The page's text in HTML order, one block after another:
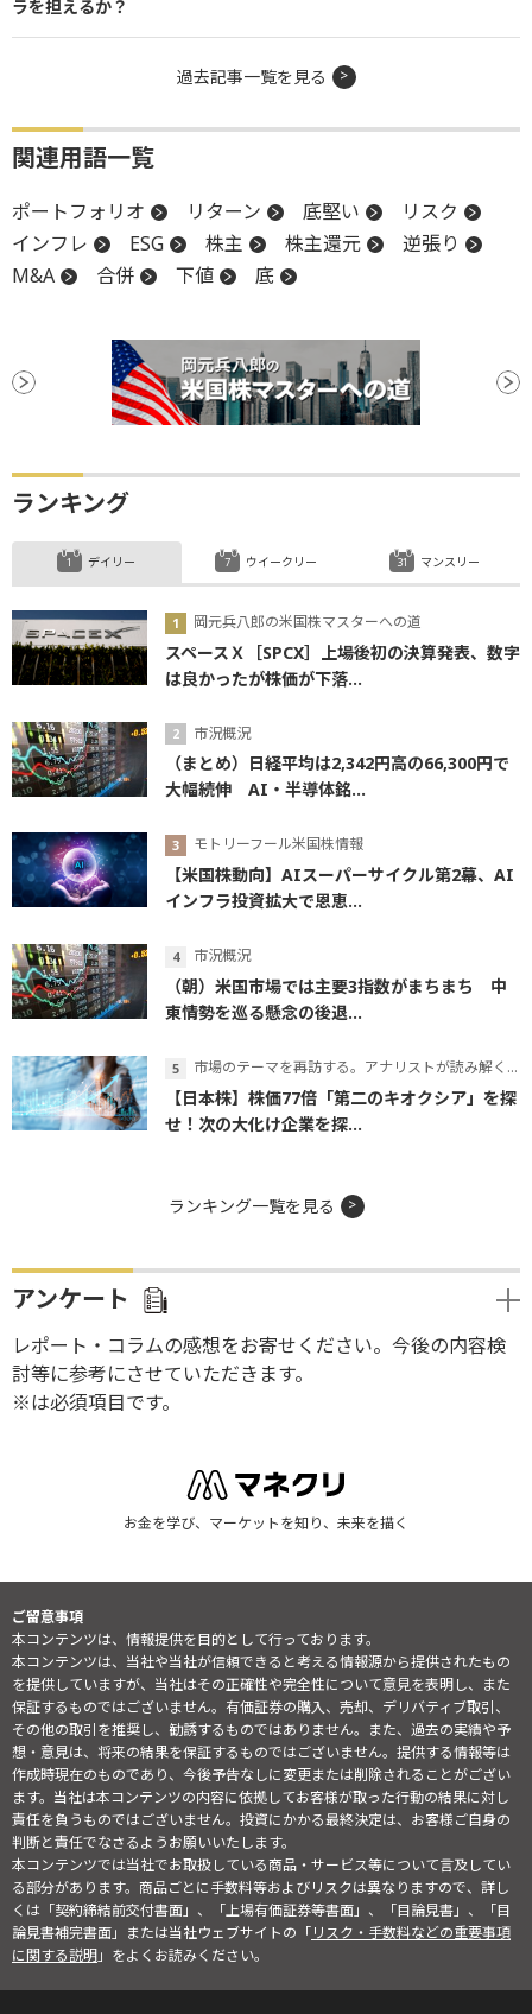
ラを担えるか？
過去記事一覧を見る
関連用語一覧
ポートフォリオ リターン 底堅い
リスク
インフレ
ESG 株主 株主還元
逆張り
M&A
合併 下値 底
ランキング
デイリー
岡元兵八郎の米国株マスターへの道
スペースＸ［SPCX］上場後初の決算発表、数字
は良かったが株価が下落...
市況概況
（まとめ）日経平均は2,342円高の66,300円で
大幅続伸 AI・半導体銘...
モトリーフール米国株情報
【米国株動向】AIスーパーサイクル第2幕、AI
インフラ投資拡大で恩恵...
市況概況
（朝）米国市場では主要3指数がまちまち 中
東情勢を巡る懸念の後退...
市場のテーマを再訪する。アナリストが読み解くテーマの本質
【日本株】株価77倍「第二のキオクシア」を探
せ！次の大化け企業を探...
ウイークリー マンスリー
ランキング一覧を見る
アンケート
レポート・コラムの感想をお寄せください。今後の内容検
討等に参考にさせていただきます。
※は必須項目です。
お金を学び、マーケットを知り、未来を描く
ご留意事項
本コンテンツは、情報提供を目的として行っております。
本コンテンツは、当社や当社が信頼できると考える情報源から提供されたもの
を提供していますが、当社はその正確性や完全性について意見を表明し、また
保証するものではございません。有価証券の購入、売却、デリバティブ取引、
その他の取引を推奨し、勧誘するものではありません。また、過去の実績や予
想・意見は、将来の結果を保証するものではございません。提供する情報等は
作成時現在のものであり、今後予告なしに変更または削除されることがござい
ます。当社は本コンテンツの内容に依拠してお客様が取った行動の結果に対し
責任を負うものではございません。投資にかかる最終決定は、お客様ご自身の
判断と責任でなさるようお願いいたします。
本コンテンツでは当社でお取扱している商品・サービス等について言及してい
る部分があります。商品ごとに手数料等およびリスクは異なりますので、詳し
くは「契約締結前交付書面」、「上場有価証券等書面」、「目論見書」、「目
論見書補完書面」または当社ウェブサイトの「リスク・手数料などの重要事項
に関する説明」をよくお読みください。